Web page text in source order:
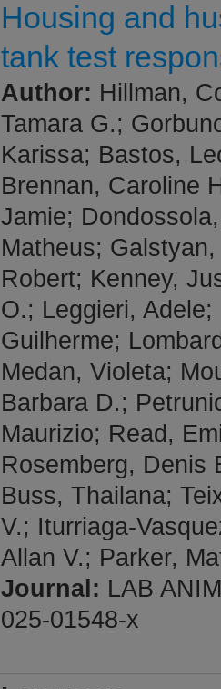
Housing and
tank test
Author: Hillman,
Tamara G.;
Karissa; Bastos,
Brennan, Caroline
Jamie;
Matheus;
Robert; Kenney,
O.; Leggieri,
Guilherme;
Medan, Violeta;
Barbara D.;
Maurizio; Read,
Rosemberg, Denis
Buss, Thailana;
V.; Iturriaga-
Allan V.; Parker,
Journal: LAB
025-01548-x